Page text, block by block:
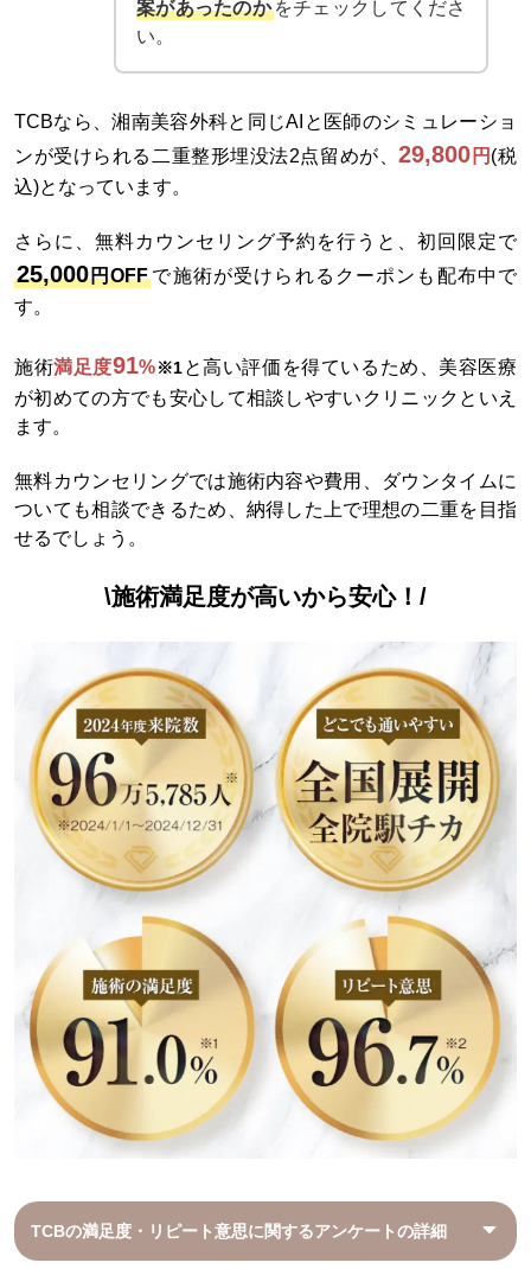
案があったのかをチェックしてくださ
い。
TCBなら、湘南美容外科と同じAIと医師のシミュレーショ
ンが受けられる二重整形埋没法2点留めが、29,800 円 (税
込)となっています。
さらに、無料カウンセリング予約を行うと、初回限定で
25,000円OFF で施術が受けられるクーポンも配布中で
す。
施術満足度91%※1と高い評価を得ているため、美容医療
が初めての方でも安心して相談しやすいクリニックといえ
ます。
無料カウンセリングでは施術内容や費用、ダウンタイムに
ついても相談できるため、納得した上で理想の二重を目指
せるでしょう。
\施術満足度が高いから安心！/
TCBの満足度・リピート意思に関するアンケートの詳細